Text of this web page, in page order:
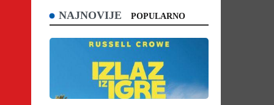
NAJNOVIJE POPULARNO